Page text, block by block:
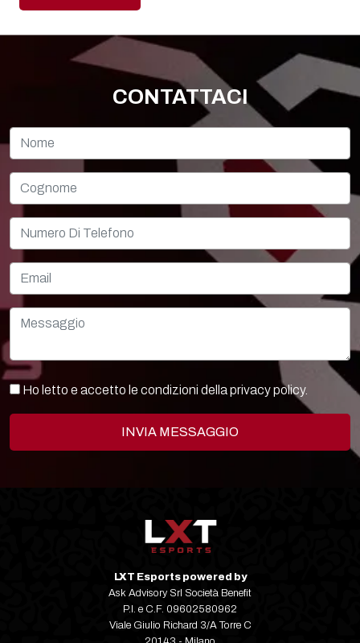
CONTATTACI
Ho letto e accetto le condizioni della privacy policy.
INVIA MESSAGGIO
LXT Esports powered by
Ask Advisory Srl Società Benefit
P.I. e C.F. 09602580962
Viale Giulio Richard 3/A Torre C